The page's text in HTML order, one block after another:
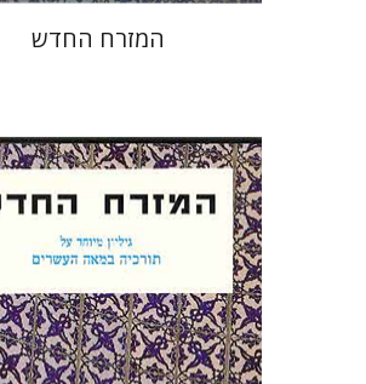
המזרח החדש
יעקב מ' לנדאו